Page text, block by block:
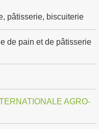
pâtisserie, biscuiterie
de pain et de pâtisserie
AGRO-